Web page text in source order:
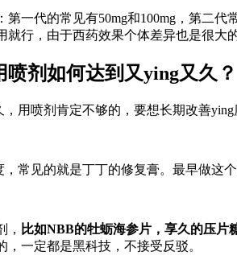
第一代的常见有50mg和100mg，第二
就行，由于西药效果个体差异也是很大
喷剂如何达到又ying又久？
，用喷剂肯定不够的，要想长期改善
，常见的就是丁丁的修复膏。最早做这
， 比如NBB的牡蛎海参片，享久的压片
，一定都是黑科技，不接受反驳。